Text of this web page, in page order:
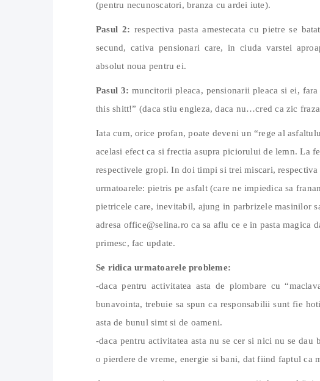
(pentru necunoscatori, branza cu ardei iute).
Pasul 2: respectiva pasta amestecata cu pietre se
secund, cativa pensionari care, in ciuda varstei
absolut noua pentru ei.
Pasul 3: muncitorii pleaca, pensionarii pleaca si ei,
this shitt!” (daca stiu engleza, daca nu…cred ca zic
Iata cum, orice profan, poate deveni un “rege al
acelasi efect ca si frectia asupra piciorului de lemn. La
respectivele gropi. In doi timpi si trei miscari,
urmatoarele: pietris pe asfalt (care ne impiedica sa
pietricele care, inevitabil, ajung in parbrizele masinilor
adresa office@selina.ro ca sa aflu ce e in pasta magica
primesc, fac update.
Se ridica urmatoarele probleme:
-daca pentru activitatea asta de plombare cu
bunavointa, trebuie sa spun ca responsabilii sunt fie
asta de bunul simt si de oameni.
-daca pentru activitatea asta nu se cer si nici nu se
o pierdere de vreme, energie si bani, dat fiind faptul ca